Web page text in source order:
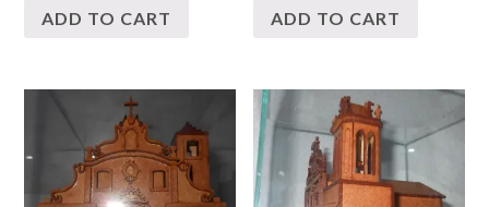
ADD TO CART ADD TO CART